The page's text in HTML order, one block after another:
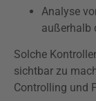
Analyse
außerhalb
Solche
sichtbar zu
Controlling und